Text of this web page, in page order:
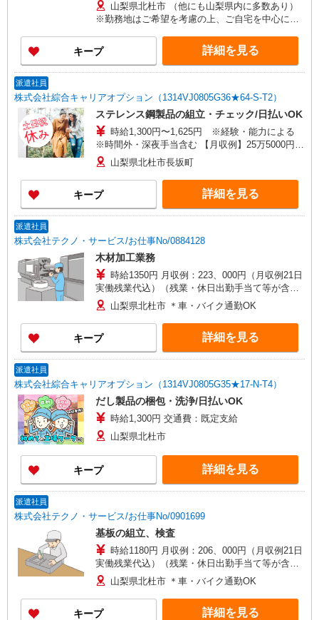
山梨県北杜市 （他にも山梨県内に多数あり）
※勤務地はご希望を考慮の上、ご自宅を中心に通
し）
キープ 詳細を見る
派遣社員
株式会社綜合キャリアオプション（1314VJ0805G36★64-S-T2）
ステレンス鋼製品の組立・チェック/日払いOK
時給1,300円〜1,625円 ※経験・能力による
※時間外・深夜手当含む 【月収例】25万5000円(7
時間35分×7日+7時間55分×14日+残業・深夜手当)
交通費：既定支給
山梨県北杜市長坂町
キープ 詳細を見る
派遣社員
株式会社テクノ・サービス/お仕事No/0884128
木材加工業務
時給1350円 月収例：223、000円（月収例21日
実働残業代込）（残業・休日出勤手当て等が含ま
れています） 交通費全額支給
山梨県北杜市 ＊車・バイク通勤OK
キープ 詳細を見る
派遣社員
株式会社綜合キャリアオプション（1314VJ0805G35★17-N-T4）
だし製品の梱包・洗浄/日払いOK
時給1,300円 交通費：既定支給
山梨県北杜市
キープ 詳細を見る
派遣社員
株式会社テクノ・サービス/お仕事No/0901699
基板の組立、検査
時給1180円 月収例：206、000円（月収例21日
実働残業代込）（残業・休日出勤手当て等が含ま
れています） 交通費全額支給
山梨県北杜市 ＊車・バイク通勤OK
キープ 詳細を見る